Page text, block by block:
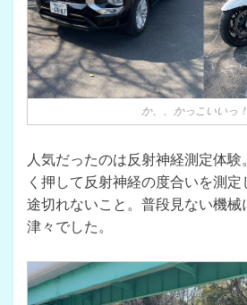
か、、かっこいいっ
人気だったのは反射神経測定体
く押して反射神経の度合いを測
途切れないこと。普段見ない機械
津々でした。